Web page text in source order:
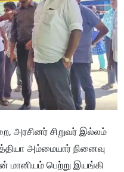
அரசினர் சிறுவர் இல்லம்
அம்மையார் நினைவு
மானியம் பெற்று இயங்கி